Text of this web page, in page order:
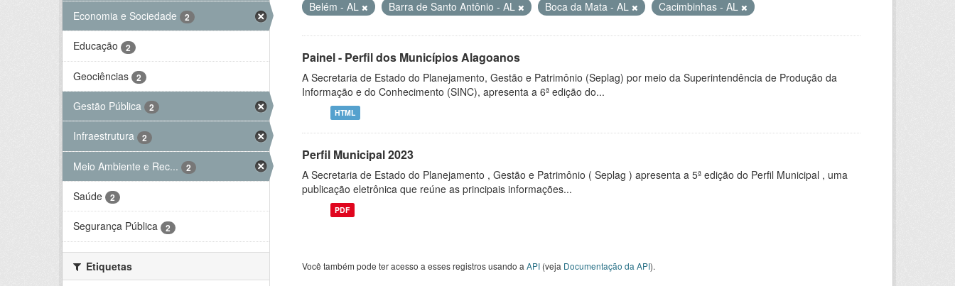
Economia e Sociedade 2
Educação 2
Geociências 2
Gestão Pública 2
Infraestrutura 2
Meio Ambiente e Rec... 2
Saúde 2
Segurança Pública 2
Etiquetas
Belém - AL
Barra de Santo Antônio - AL Boca da Mata - AL Cacimbinhas - AL
Painel - Perfil dos Municípios Alagoanos
A Secretaria de Estado do Planejamento, Gestão e Patrimônio (Seplag) por meio da Superintendência de Produção da
Informação e do Conhecimento (SINC), apresenta a 6ª edição do...
HTML
Perfil Municipal 2023
A Secretaria de Estado do Planejamento , Gestão e Patrimônio ( Seplag ) apresenta a 5ª edição do Perfil Municipal , uma
publicação eletrônica que reúne as principais informações...
PDF
Você também pode ter acesso a esses registros usando a API (veja Documentação da API).